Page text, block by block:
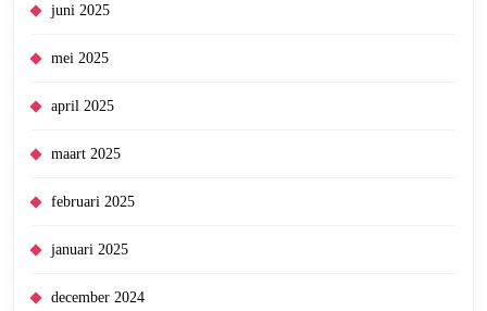
juni 2025
mei 2025
april 2025
maart 2025
februari 2025
januari 2025
december 2024